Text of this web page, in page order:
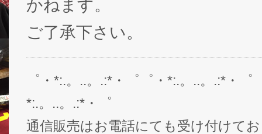
かねます。
ご了承下さい。
゜・*:.。..。.:*・゜゜・*:.。..。.:*・
*:.。..。.:*・゜
通信販売はお電話にても受け付けて